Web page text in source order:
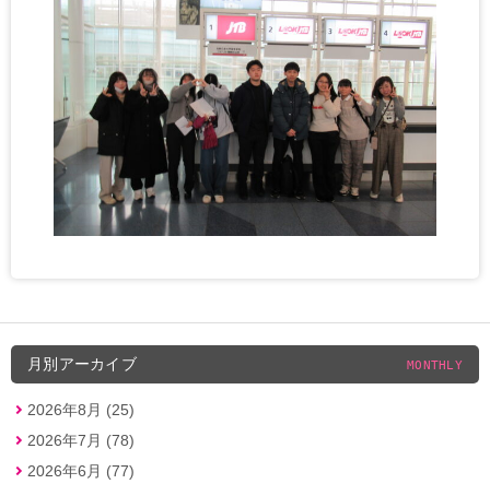
月別アーカイブ MONTHLY
2026年8月 (25)
2026年7月 (78)
2026年6月 (77)